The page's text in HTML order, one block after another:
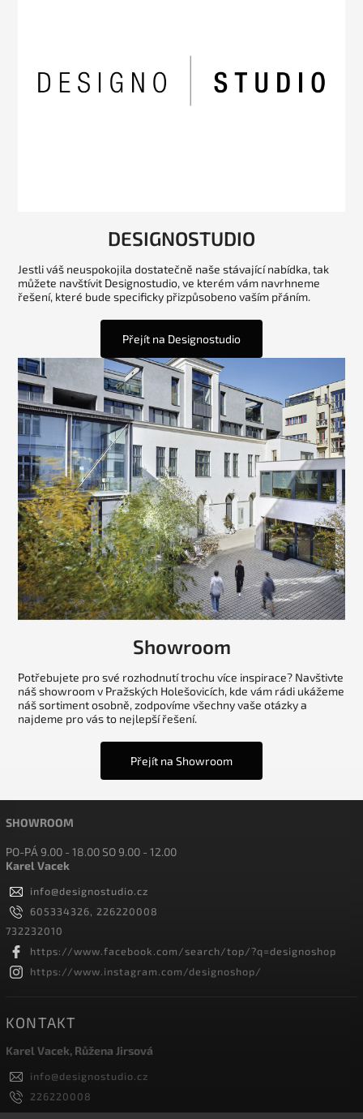
DESIGNOSTUDIO
Jestli váš neuspokojila dostatečně naše stávající nabídka, tak
můžete navštívit Designostudio, ve kterém vám navrhneme
řešení, které bude specificky přizpůsobeno vaším přáním.
Přejít na Designostudio
Showroom
Potřebujete pro své rozhodnutí trochu více inspirace? Navštivte
náš showroom v Pražských Holešovicích, kde vám rádi ukážeme
náš sortiment osobně, zodpovíme všechny vaše otázky a
najdeme pro vás to nejlepší řešení.
Přejít na Showroom
SHOWROOM
PO-PÁ 9.00 - 18.00 SO 9.00 - 12.00
Karel Vacek
info@designostudio.cz
605334326, 226220008
732232010
https://www.facebook.com/search/top/?q=designoshop
https://www.instagram.com/designoshop/
KONTAKT
Karel Vacek, Růžena Jirsová
info@designostudio.cz
226220008
605334326, 732232010